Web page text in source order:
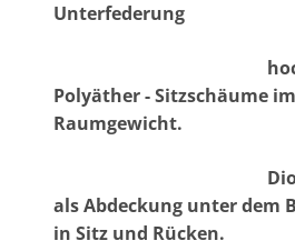
Unterfederung
Polyäther - Sitzschäume
Raumgewicht.
als Abdeckung unter dem
in Sitz und Rücken.